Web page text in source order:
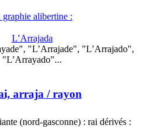
graphie alibertine :
L’Arrajada
"L’Arrajade", "L’Arrajado",
"L’Arrayado"...
arraja / rayon
(nord-gasconne) : rai dérivés :